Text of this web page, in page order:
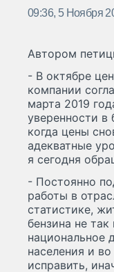
09:36, 5 Ноября
Автором
- В октябре
компании
марта 2019
уверенности
когда цены
адекватные
я сегодня
- Постоянно
работы в
статистике,
бензина не
национальное
населения и
исправить,